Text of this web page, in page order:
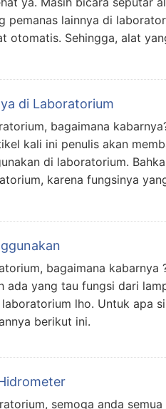
pemanas lainnya di
otomatis. Sehingga, alat
di Laboratorium
bagaimana
kali ini penulis akan
di laboratorium.
karena fungsinya
bagaimana kabarnya
ada yang tau fungsi dari
lho. Untuk apa
berikut ini.
semoga anda semua